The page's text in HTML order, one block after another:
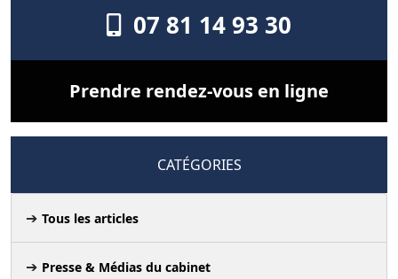
07 81 14 93 30
Prendre rendez-vous en ligne
CATÉGORIES
Tous les articles
Presse & Médias du cabinet